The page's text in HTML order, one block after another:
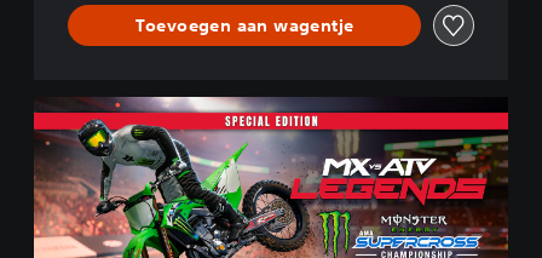
Toevoegen aan wagentje
2
0
2
5
S
u